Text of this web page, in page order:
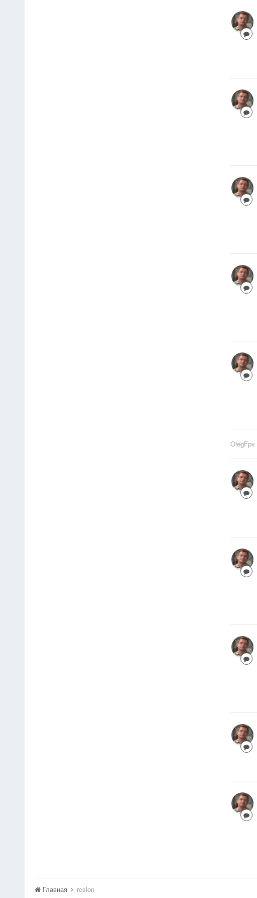
OlegFpv
Главная rcslon